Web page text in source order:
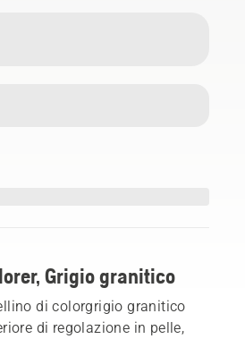
Grigio granitico
di colorgrigio granitico
di regolazione in pelle,